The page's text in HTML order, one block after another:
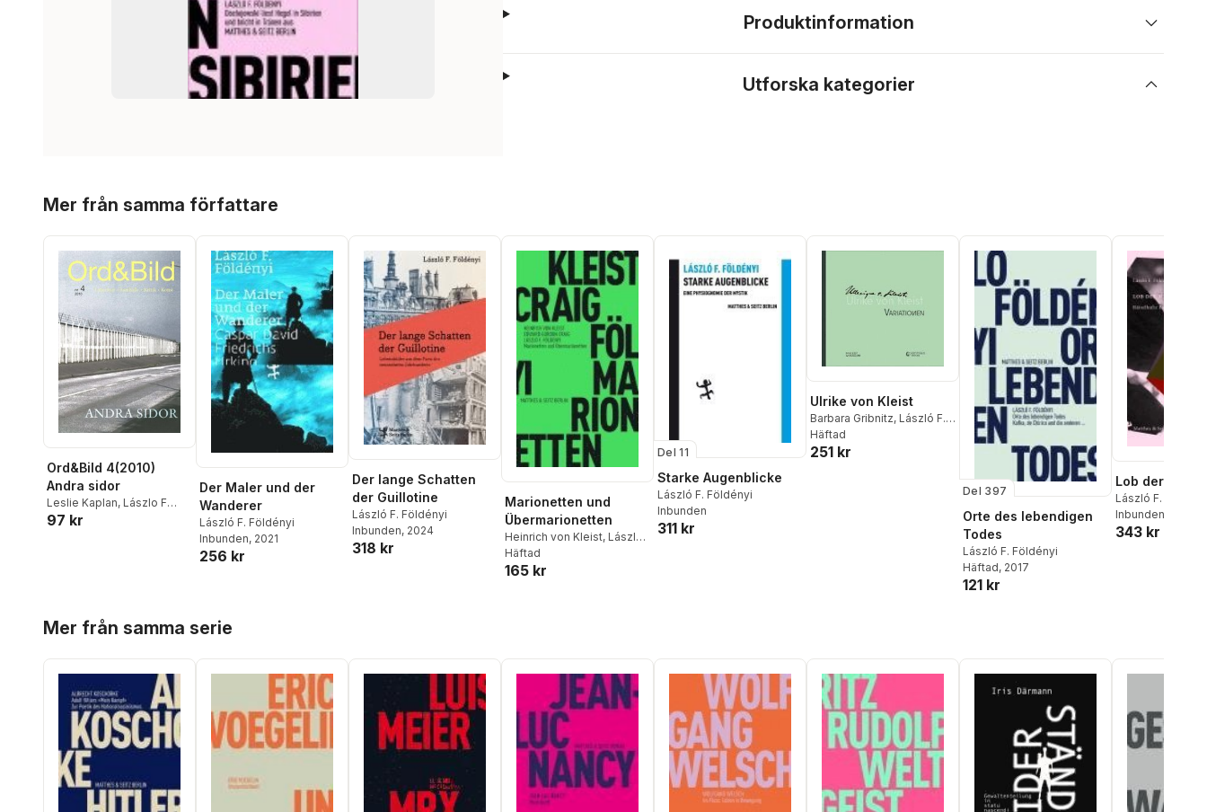
Produktinformation
Utforska kategorier
Mer från samma författare
Ord&Bild 4(2010)
Andra sidor
Leslie Kaplan, Lászlo F
Földényi
Näsling,Jenny Högström,
Granström,Nina Katarina
Johanna Maxl
Sanna Näsling, Ervin
Rosenberg,Adolph
Törneros
97 kr
Der Maler und der
Wanderer
László F. Földényi
Inbunden, 2021
256 kr
Der lange Schatten
der Guillotine
László F. Földényi
Inbunden, 2024
318 kr
Marionetten und
Übermarionetten
Heinrich von Kleist, László
F. Földényi
Craig
Häftad
165 kr
Del 11
Starke Augenblicke
László F. Földényi
Inbunden
311 kr
Ulrike von Kleist
Barbara Gribnitz, László F.
Földényi
Kathrin Röggla
Häftad
251 kr
Del 397
Orte des lebendigen
Todes
László F. Földényi
Häftad, 2017
121 kr
Lob der
László F.
Inbunden
343 kr
Mer från samma serie